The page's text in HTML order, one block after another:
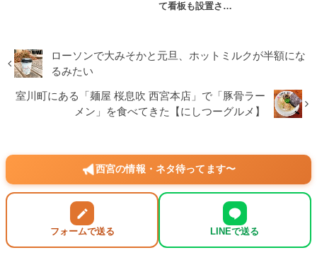
て看板も設置さ…
ローソンで大みそかと元旦、ホットミルクが半額にな
るみたい
室川町にある「麺屋 桜息吹 西宮本店」で「豚骨ラー
メン」を食べてきた【にしつーグルメ】
西宮の情報・ネタ待ってます〜
フォームで送る LINEで送る